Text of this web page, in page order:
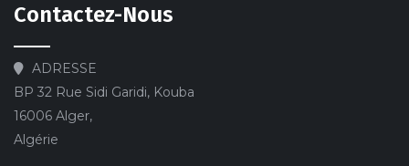
Contactez-Nous
ADRESSE
BP 32 Rue Sidi Garidi, Kouba
16006 Alger,
Algérie